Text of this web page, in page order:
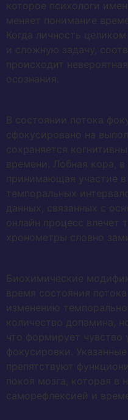
которое психологи
меняет понимание
Когда личность
и сложную задачу,
происходит
осознания.
В состоянии потока
сфокусировано на
сохраняется
времени. Лобная кора,
принимающая участие
темпоральных
данных, связанных с
онлайн процесс влечет
хронометры словно
Биохимические
время состояния
изменению
количество допамина,
что формирует чувство
фокусировки.
препятствуют
покоя мозга, которая в
саморефлексией и